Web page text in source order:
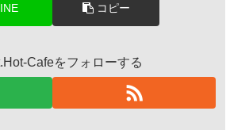
コピー
Cafeをフォローする